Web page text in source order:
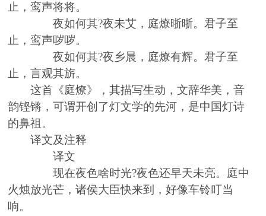
止，鸾声将将。
夜如何其?夜未艾，庭燎晣晣。君子至
止，鸾声哕哕。
夜如何其?夜乡晨，庭燎有辉。君子至
止，言观其旂。
这首《庭燎》，其描写生动，文辞华美，音
韵铿锵，可谓开创了灯文学的先河，是中国灯诗
的鼻祖。
译文及注释
译文
现在夜色啥时光?夜色还早天未亮。庭中
火烛放光芒，诸侯大臣快来到，好像车铃叮当
响。